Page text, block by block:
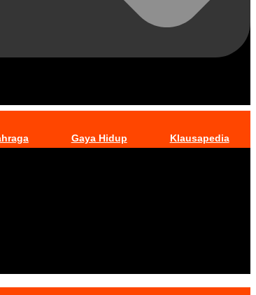
Gaya Hidup Klausapedia